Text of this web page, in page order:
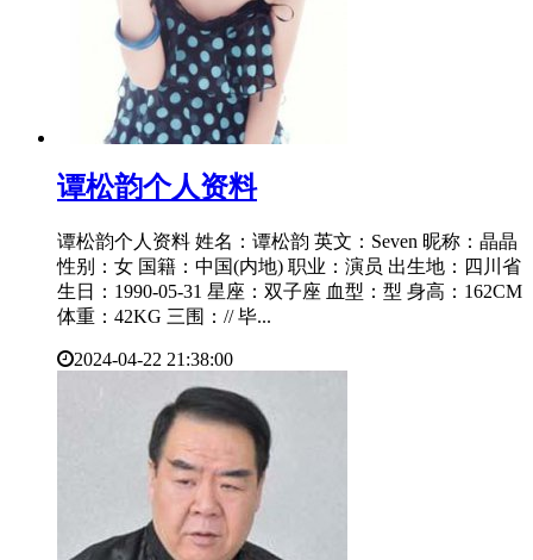
​谭松韵个人资料
谭松韵个人资料 姓名：谭松韵 英文：Seven 昵称：晶晶
性别：女 国籍：中国(内地) 职业：演员 出生地：四川省
生日：1990-05-31 星座：双子座 血型：型 身高：162CM
体重：42KG 三围：// 毕...
2024-04-22 21:38:00